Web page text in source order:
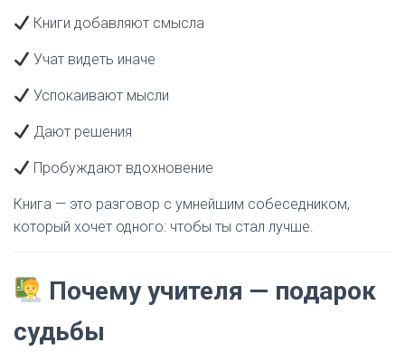
Книги добавляют смысла
Учат видеть иначе
Успокаивают мысли
Дают решения
Пробуждают вдохновение
Книга — это разговор с умнейшим собеседником,
который хочет одного: чтобы ты стал лучше.
Почему учителя — подарок
судьбы